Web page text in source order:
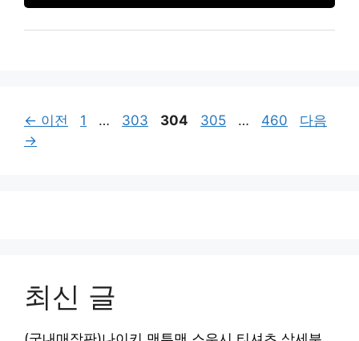
← 이전
페
1 …
페
303
페
304
페
305 …
페
460
다음
→
최신 글